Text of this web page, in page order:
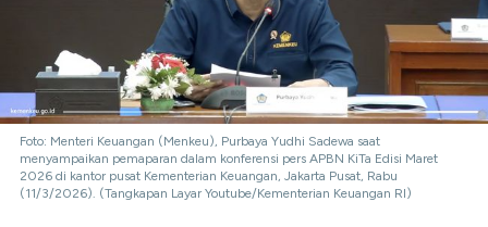
Foto: Menteri Keuangan (Menkeu), Purbaya Yudhi Sadewa saat
menyampaikan pemaparan dalam konferensi pers APBN KiTa Edisi Maret
2026 di kantor pusat Kementerian Keuangan, Jakarta Pusat, Rabu
(11/3/2026). (Tangkapan Layar Youtube/Kementerian Keuangan RI)